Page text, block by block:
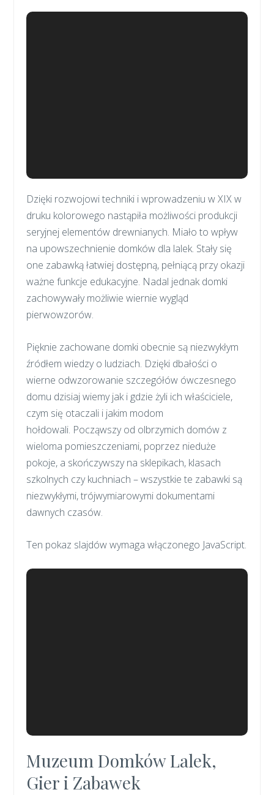
Dzięki rozwojowi techniki i wprowadzeniu w XIX w
druku kolorowego nastąpiła możliwości produkcji
seryjnej elementów drewnianych. Miało to wpływ
na upowszechnienie domków dla lalek. Stały się
one zabawką łatwiej dostępną, pełniącą przy okazji
ważne funkcje edukacyjne. Nadal jednak domki
zachowywały możliwie wiernie wygląd
pierwowzorów.
Pięknie zachowane domki obecnie są niezwykłym
źródłem wiedzy o ludziach. Dzięki dbałości o
wierne odwzorowanie szczegółów ówczesnego
domu dzisiaj wiemy jak i gdzie żyli ich właściciele,
czym się otaczali i jakim modom
hołdowali. Począwszy od olbrzymich domów z
wieloma pomieszczeniami, poprzez nieduże
pokoje, a skończywszy na sklepikach, klasach
szkolnych czy kuchniach – wszystkie te zabawki są
niezwykłymi, trójwymiarowymi dokumentami
dawnych czasów.
Ten pokaz slajdów wymaga włączonego JavaScript.
Muzeum Domków Lalek,
Gier i Zabawek